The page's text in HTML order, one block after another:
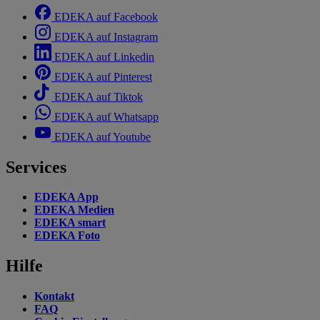
EDEKA auf Facebook
EDEKA auf Instagram
EDEKA auf Linkedin
EDEKA auf Pinterest
EDEKA auf Tiktok
EDEKA auf Whatsapp
EDEKA auf Youtube
Services
EDEKA App
EDEKA Medien
EDEKA smart
EDEKA Foto
Hilfe
Kontakt
FAQ